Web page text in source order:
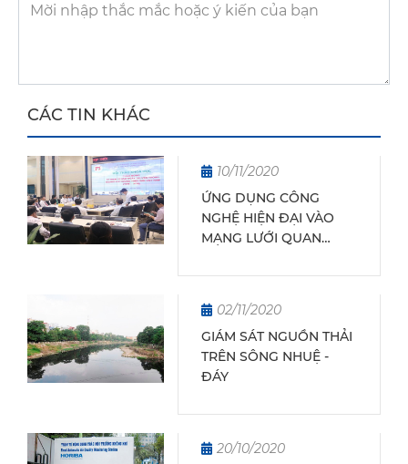
CÁC TIN KHÁC
10/11/2020
ỨNG DỤNG CÔNG
NGHỆ HIỆN ĐẠI VÀO
MẠNG LƯỚI QUAN
VĂN
02/11/2020
GIÁM SÁT NGUỒN THẢI
TRÊN SÔNG NHUỆ -
ĐÁY
20/10/2020